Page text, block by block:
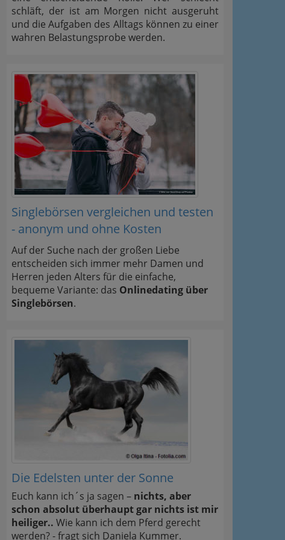
schläft, der ist am Morgen nicht ausgeruht
und die Aufgaben des Alltags können zu einer
wahren Belastungsprobe werden.
Singlebörsen vergleichen und testen
- anonym und ohne Kosten
Auf der Suche nach der großen Liebe
entscheiden sich immer mehr Damen und
Herren jeden Alters für die einfache,
bequeme Variante: das Onlinedating über
Singlebörsen.
Die Edelsten unter der Sonne
Euch kann ich´s ja sagen – nichts, aber
schon absolut überhaupt gar nichts ist mir
heiliger.. Wie kann ich dem Pferd gerecht
werden? - fragt sich Daniela Kummer.